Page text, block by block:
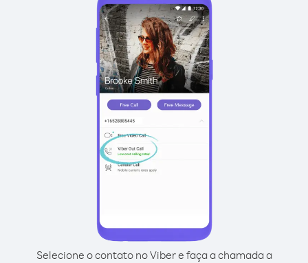
Selecione o contato no Viber e faça a chamada a